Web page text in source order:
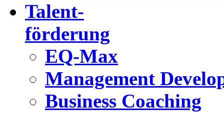
Talent-
förderung
EQ-Max
Management
Business Coaching